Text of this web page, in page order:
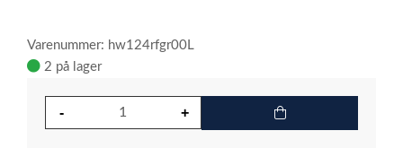
Varenummer: hw124rfgr00L
2 på lager